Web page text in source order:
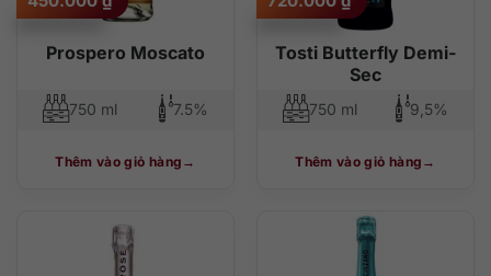
Prospero Moscato
750 ml 7.5%
Thêm vào giỏ hàng
Tosti Butterfly Demi-
Sec
750 ml 9,5%
Thêm vào giỏ hàng